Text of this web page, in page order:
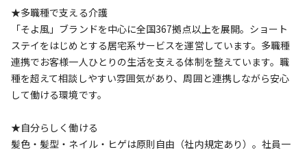
★多職種で支える介護
「そよ風」ブランドを中心に全国367拠点以上を展開。ショート
ステイをはじめとする居宅系サービスを運営しています。多職種
連携でお客様一人ひとりの生活を支える体制を整えています。職
種を超えて相談しやすい雰囲気があり、周囲と連携しながら安心
して働ける環境です。
★自分らしく働ける
髪色・髪型・ネイル・ヒゲは原則自由（社内規定あり）。社員一